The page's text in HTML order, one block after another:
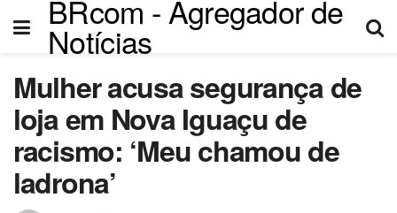
BRcom - Agregador de
Notícias
Mulher acusa segurança de
loja em Nova Iguaçu de
racismo: ‘Meu chamou de
ladrona’